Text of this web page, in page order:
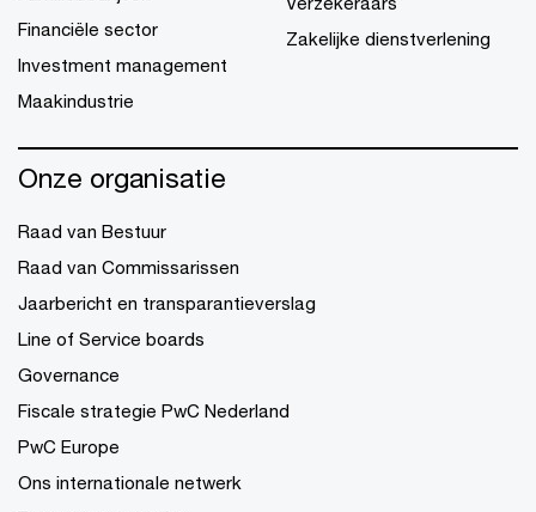
Financiële sector
Investment management
Maakindustrie
Zakelijke dienstverlening
Onze organisatie
Raad van Bestuur
Raad van Commissarissen
Jaarbericht en transparantieverslag
Line of Service boards
Governance
Fiscale strategie PwC Nederland
PwC Europe
Ons internationale netwerk